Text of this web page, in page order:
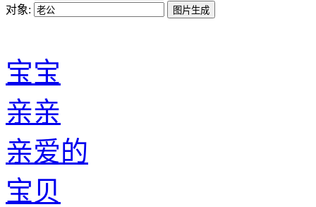
对象:
宝宝
亲亲
亲爱的
宝贝